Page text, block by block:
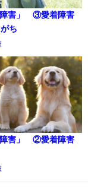
障害」 ③愛着障害
ち
障害」 ②愛着障害